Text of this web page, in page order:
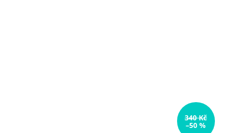
340 Kč
–50 %